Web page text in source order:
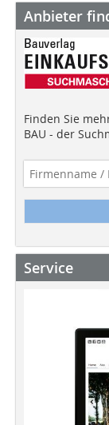
Anbieter
Finden Sie
BAU - der
Service